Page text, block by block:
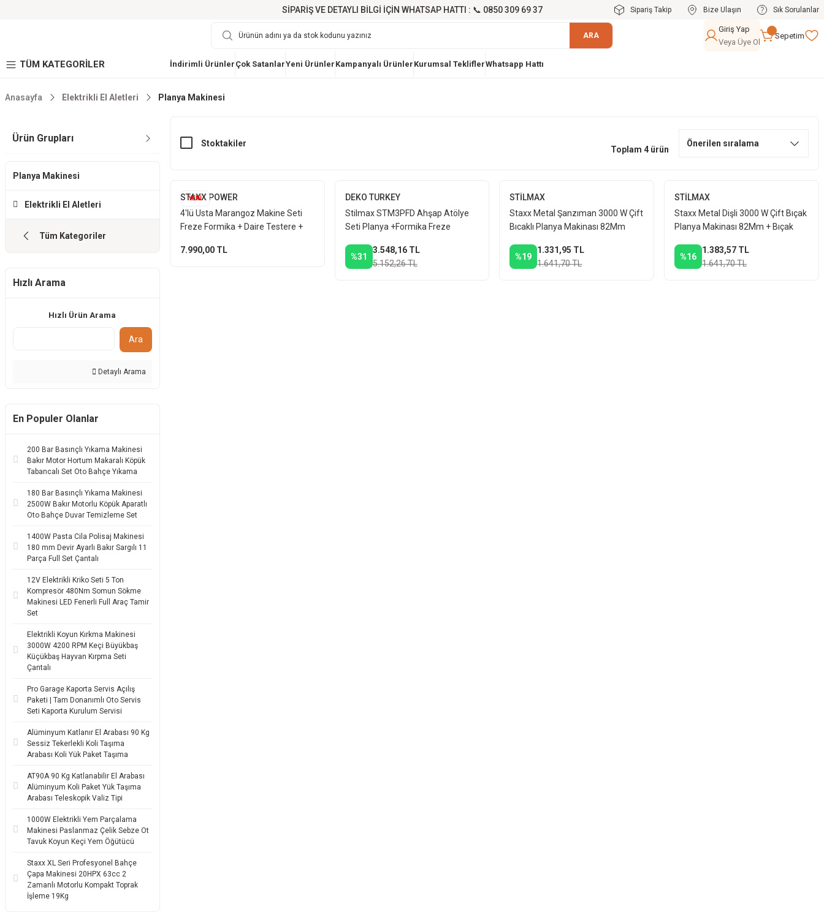
SİPARİŞ VE DETAYLI BİLGİ İÇİN WHATSAP HATTI : 📞 0850 309 69 37 Sipariş Takip Bize Ulaşın Sık Sorulanlar
ARA
Giriş Yap
Veya Üye Ol
Sepetim
TÜM KATEGORİLER İndirimli Ürünler Çok SatanlarYeni Ürünler Kampanyalı Ürünler Kurumsal TekliflerWhatsapp Hattı
Anasayfa Elektrikli El Aletleri Planya Makinesi
Ürün Grupları
Planya Makinesi
Elektrikli El Aletleri
Tüm Kategoriler
Hızlı Arama
Hızlı Ürün Arama
Ara
Detaylı Arama
En Populer Olanlar
200 Bar Basınçlı Yıkama Makinesi
Bakır Motor Hortum Makaralı Köpük
Tabancalı Set Oto Bahçe Yıkama
180 Bar Basınçlı Yıkama Makinesi
2500W Bakır Motorlu Köpük Aparatlı
Oto Bahçe Duvar Temizleme Set
1400W Pasta Cila Polisaj Makinesi
180 mm Devir Ayarlı Bakır Sargılı 11
Parça Full Set Çantalı
12V Elektrikli Kriko Seti 5 Ton
Kompresör 480Nm Somun Sökme
Makinesi LED Fenerli Full Araç Tamir
Set
Elektrikli Koyun Kırkma Makinesi
3000W 4200 RPM Keçi Büyükbaş
Küçükbaş Hayvan Kırpma Seti
Çantalı
Pro Garage Kaporta Servis Açılış
Paketi | Tam Donanımlı Oto Servis
Seti Kaporta Kurulum Servisi
Alüminyum Katlanır El Arabası 90 Kg
Sessiz Tekerlekli Koli Taşıma
Arabası Koli Yük Paket Taşıma
AT90A 90 Kg Katlanabilir El Arabası
Alüminyum Koli Paket Yük Taşıma
Arabası Teleskopik Valiz Tipi
1000W Elektrikli Yem Parçalama
Makinesi Paslanmaz Çelik Sebze Ot
Tavuk Koyun Keçi Yem Öğütücü
Staxx XL Seri Profesyonel Bahçe
Çapa Makinesi 20HPX 63cc 2
Zamanlı Motorlu Kompakt Toprak
İşleme 19Kg
Stoktakiler
Toplam 4 ürün
YENİ
STAXX POWER
4'lü Usta Marangoz Makine Seti
Freze Formika + Daire Testere +
Makinesi
7.990,00 TL
DEKO TURKEY
Stilmax STM3PFD Ahşap Atölye
Seti Planya +Formika Freze
%31
3.548,16 TL
5.152,26 TL
STİLMAX
Staxx Metal Şanzıman 3000 W Çift
Bıcaklı Planya Makinası 82Mm
%19
1.331,95 TL
1.641,70 TL
STİLMAX
Staxx Metal Dişli 3000 W Çift Bıçak
Planya Makinası 82Mm + Bıçak
%16
1.383,57 TL
1.641,70 TL